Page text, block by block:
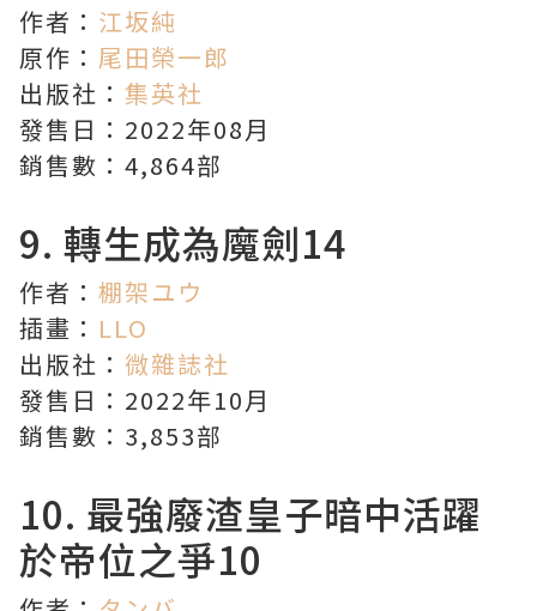
作者： 江坂純
原作： 尾田榮一郎
出版社： 集英社
發售日：2022年08月
銷售數：4,864部
9. 轉生成為魔劍14
作者： 棚架ユウ
插畫： LLO
出版社： 微雜誌社
發售日：2022年10月
銷售數：3,853部
10. 最強廢渣皇子暗中活躍
於帝位之爭10